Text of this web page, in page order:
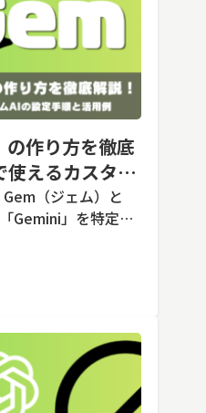
作り方を徹底
使えるカスタム
例（ジェム）と
Gemini」を特定の
イズできる機能で